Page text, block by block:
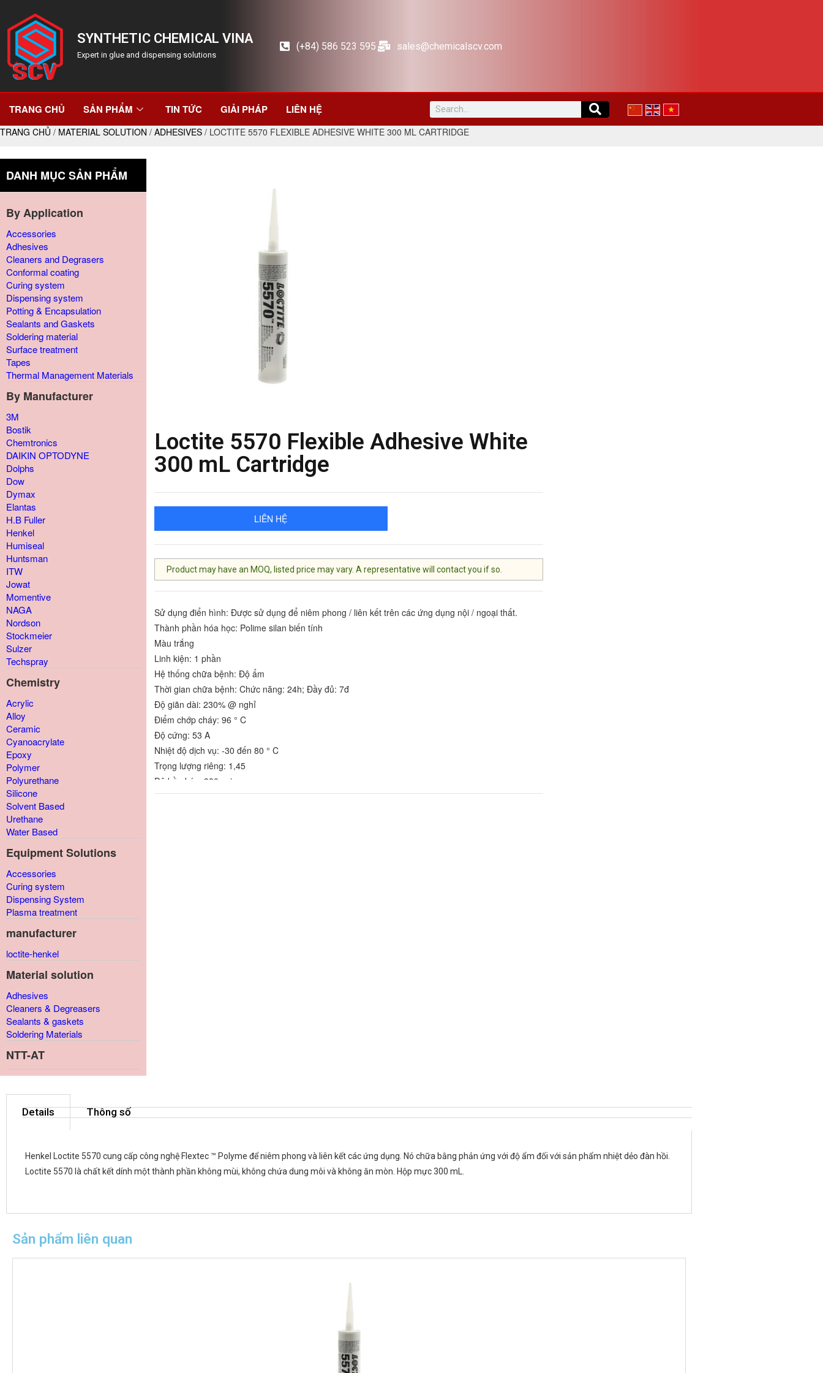
SYNTHETIC CHEMICAL VINA
Expert in glue and dispensing solutions
(+84) 586 523 595 sales@chemicalscv.com
TRANG CHỦ SẢN PHẨM TIN TỨC GIẢI PHÁP LIÊN HỆ
TRANG CHỦ / MATERIAL SOLUTION / ADHESIVES / LOCTITE 5570 FLEXIBLE ADHESIVE WHITE 300 ML CARTRIDGE
DANH MỤC SẢN PHẨM
By Application
Accessories
Adhesives
Cleaners and Degrasers
Conformal coating
Curing system
Dispensing system
Potting & Encapsulation
Sealants and Gaskets
Soldering material
Surface treatment
Tapes
Thermal Management Materials
By Manufacturer
3M
Bostik
Chemtronics
DAIKIN OPTODYNE
Dolphs
Dow
Dymax
Elantas
H.B Fuller
Henkel
Humiseal
Huntsman
ITW
Jowat
Momentive
NAGA
Nordson
Stockmeier
Sulzer
Techspray
Chemistry
Acrylic
Alloy
Ceramic
Cyanoacrylate
Epoxy
Polymer
Polyurethane
Silicone
Solvent Based
Urethane
Water Based
Equipment Solutions
Accessories
Curing system
Dispensing System
Plasma treatment
manufacturer
loctite-henkel
Material solution
Adhesives
Cleaners & Degreasers
Sealants & gaskets
Soldering Materials
NTT-AT
Loctite 5570 Flexible Adhesive White
300 mL Cartridge
LIÊN HỆ
Product may have an MOQ, listed price may vary. A representative will contact you if so.
Sử dụng điển hình: Được sử dụng để niêm phong / liên kết trên các ứng dụng nội / ngoại thất.
Thành phần hóa học: Polime silan biến tính
Màu trắng
Linh kiện: 1 phần
Hệ thống chữa bệnh: Độ ẩm
Thời gian chữa bệnh: Chức năng: 24h; Đầy đủ: 7đ
Độ giãn dài: 230% @ nghỉ
Điểm chớp cháy: 96 ° C
Độ cứng: 53 A
Nhiệt độ dịch vụ: -30 đến 80 ° C
Trọng lượng riêng: 1,45
Độ bền kéo: 380 psi
Độ nhớt: Dán
Details Thông số
Henkel Loctite 5570 cung cấp công nghệ Flextec ™ Polyme để niêm phong và liên kết các ứng dụng. Nó chữa bằng phản ứng với độ ẩm đối với sản phẩm nhiệt dẻo đàn hồi.
Loctite 5570 là chất kết dính một thành phần không mùi, không chứa dung môi và không ăn mòn. Hộp mực 300 mL.
Sản phẩm liên quan